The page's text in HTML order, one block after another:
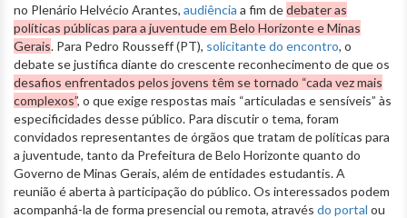
no Plenário Helvécio Arantes, audiência a fim dedebater as
políticas públicas para a juventude em Belo Horizonte e Minas
Gerais. Para Pedro Rousseff (PT), solicitante do encontro, o
debate se justifica diante do crescente reconhecimento de que os
desafios enfrentados pelos jovens têm se tornado “cada vez mais
complexos”, o que exige respostas mais “articuladas e sensíveis” às
especificidades desse público. Para discutir o tema, foram
convidados representantes de órgãos que tratam de políticas para
a juventude, tanto da Prefeitura de Belo Horizonte quanto do
Governo de Minas Gerais, além de entidades estudantis. A
reunião é aberta à participação do público. Os interessados podem
acompanhá-la de forma presencial ou remota, através do portal ou